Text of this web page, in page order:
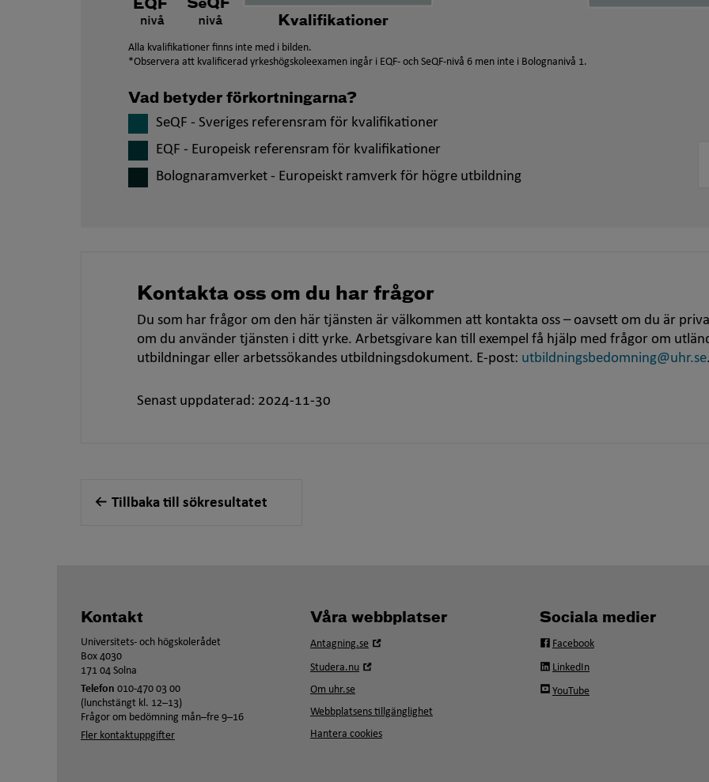
Alla kvalifikationer finns inte med i bilden.
*Observera att kvalificerad yrkeshögskoleexamen ingår i EQF- och SeQF-nivå 6 men inte i Bolognanivå 1.
Vad betyder förkortningarna?
SeQF - Sveriges referensram för kvalifikationer
EQF - Europeisk referensram för kvalifikationer
Bolognaramverket - Europeiskt ramverk för högre utbildning
Kontakta oss om du har frågor
Du som har frågor om den här tjänsten är välkommen att kontakta oss – oavsett om du är
om du använder tjänsten i ditt yrke. Arbetsgivare kan till exempel få hjälp med frågor om
utbildningar eller arbetssökandes utbildningsdokument. E-post: utbildningsbedomning@uhr.se
Senast uppdaterad: 2024-11-30
Tillbaka till sökresultatet
Kontakt
Universitets- och högskolerådet
Box 4030
171 04 Solna
Telefon 010-470 03 00
(lunchstängt kl. 12–13)
Frågor om bedömning mån–fre 9–16
Fler kontaktuppgifter
Våra webbplatser
Antagning.se
Studera.nu
fönster
Om uhr.se
Webbplatsens tillgänglighet
Hantera cookies
Sociala medier
Facebook
LinkedIn
YouTube